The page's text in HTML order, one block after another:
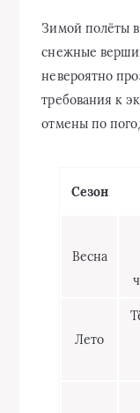
Зимой полёты
снежные
невероятно
требования к
отмены по
Сезон
Весна
Лето